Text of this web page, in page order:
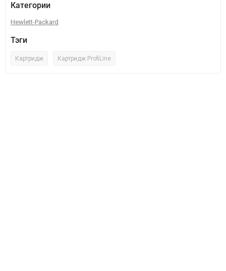
Категории
Hewlett-Packard
Тэги
Картридж Картридж ProfiLine